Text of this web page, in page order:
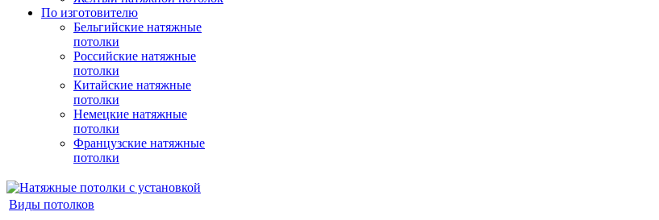
По изготовителю
Бельгийские натяжные
потолки
Российские натяжные
потолки
Китайские натяжные
потолки
Немецкие натяжные
потолки
Французские натяжные
потолки
Виды потолков